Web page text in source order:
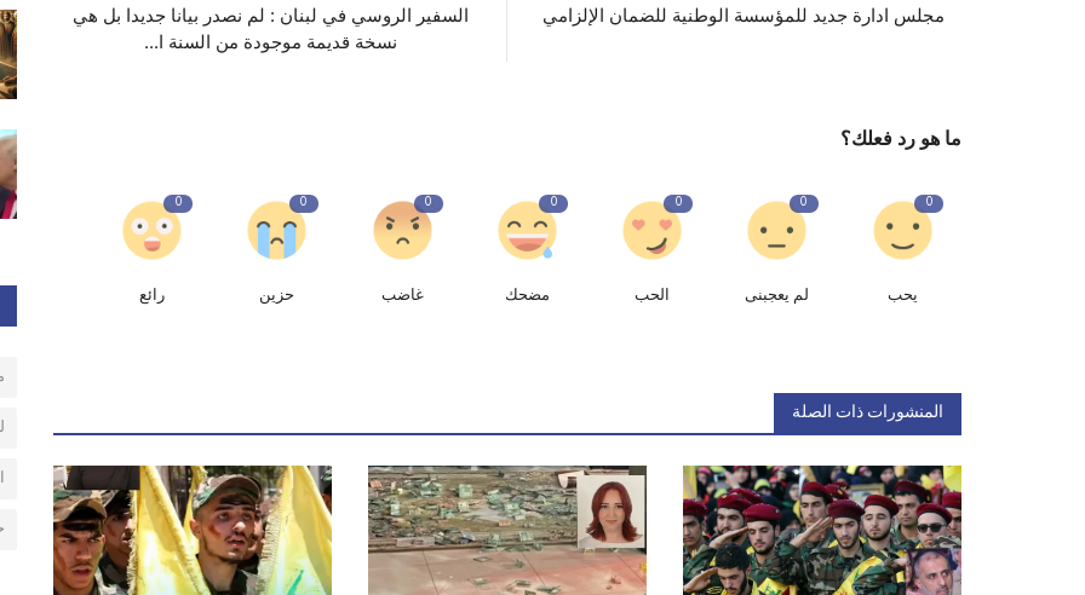
السفير الروسي في لبنان : لم نصدر بيانا جديدا بل هي
نسخة قديمة موجودة من السنة ا...
مجلس ادارة جديد للمؤسسة الوطنية للضمان الإلزامي
ما هو رد فعلك؟
0
يحب
0
لم يعجبنى
0
الحب
0
مضحك
0
غاضب
0
حزين
0
رائع
المنشورات ذات الصلة